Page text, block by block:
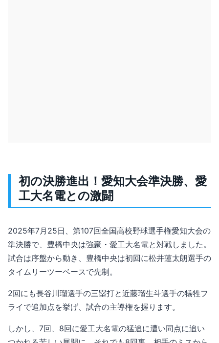
初の決勝進出！愛知大会準決勝、愛
工大名電との激闘
2025年7月25日、第107回全国高校野球選手権愛知大会の
準決勝で、豊橋中央は強豪・愛工大名電と対戦しました。
試合は序盤から動き、豊橋中央は初回に松井蓮太朗選手の
タイムリーツーベースで先制。
2回にも長谷川瑠選手の三塁打と近藤瑠生斗選手の犠牲フ
ライで追加点を挙げ、試合の主導権を握ります。
しかし、7回、8回に愛工大名電の猛追に遭い同点に追い